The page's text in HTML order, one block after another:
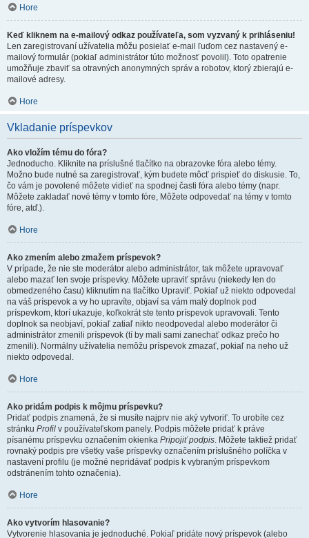
Hore
Keď kliknem na e-mailový odkaz používateľa, som vyzvaný k prihláseniu!
Len zaregistrovaní užívatelia môžu posielať e-mail ľuďom cez nastavený e-
mailový formulár (pokiaľ administrátor túto možnosť povolil). Toto opatrenie
umožňuje zbaviť sa otravných anonymných správ a robotov, ktorý zbierajú e-
mailové adresy.
Hore
Vkladanie príspevkov
Ako vložím tému do fóra?
Jednoducho. Kliknite na príslušné tlačítko na obrazovke fóra alebo témy.
Možno bude nutné sa zaregistrovať, kým budete môcť prispieť do diskusie. To,
čo vám je povolené môžete vidieť na spodnej časti fóra alebo témy (napr.
Môžete zakladať nové témy v tomto fóre, Môžete odpovedať na témy v tomto
fóre, atď.).
Hore
Ako zmením alebo zmažem príspevok?
V prípade, že nie ste moderátor alebo administrátor, tak môžete upravovať
alebo mazať len svoje príspevky. Môžete upraviť správu (niekedy len do
obmedzeného času) kliknutím na tlačítko Upraviť. Pokiaľ už niekto odpovedal
na váš príspevok a vy ho upravíte, objaví sa vám malý doplnok pod
príspevkom, ktorí ukazuje, koľkokrát ste tento príspevok upravovali. Tento
doplnok sa neobjaví, pokiaľ zatiaľ nikto neodpovedal alebo moderátor či
administrátor zmenili príspevok (tí by mali sami zanechať odkaz prečo ho
zmenili). Normálny užívatelia nemôžu príspevok zmazať, pokiaľ na neho už
niekto odpovedal.
Hore
Ako pridám podpis k môjmu príspevku?
Pridať podpis znamená, že si musíte najprv nie aký vytvoriť. To urobíte cez
stránku Profil v používateľskom panely. Podpis môžete pridať k práve
písanému príspevku označením okienka Pripojiť podpis. Môžete taktiež pridať
rovnaký podpis pre všetky vaše príspevky označením príslušného políčka v
nastavení profilu (je možné nepridávať podpis k vybraným príspevkom
odstránením tohto označenia).
Hore
Ako vytvorím hlasovanie?
Vytvorenie hlasovania je jednoduché. Pokiaľ pridáte nový príspevok (alebo